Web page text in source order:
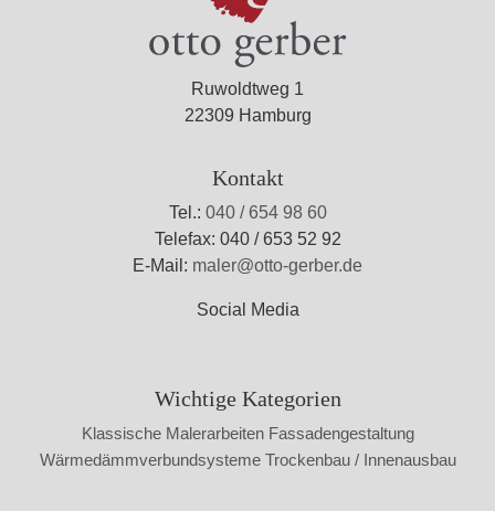
Ruwoldtweg 1
22309 Hamburg
Kontakt
Tel.: 040 / 654 98 60
Telefax: 040 / 653 52 92
E-Mail: maler@otto-gerber.de
Social Media
Wichtige Kategorien
Klassische Malerarbeiten Fassadengestaltung
Wärmedämmverbundsysteme Trockenbau / Innenausbau